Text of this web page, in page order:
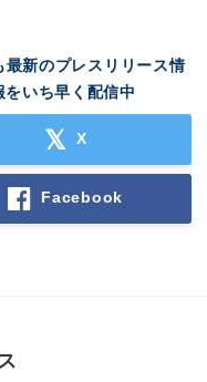
最新のプレスリリース情
をいち早く配信中
X
Facebook